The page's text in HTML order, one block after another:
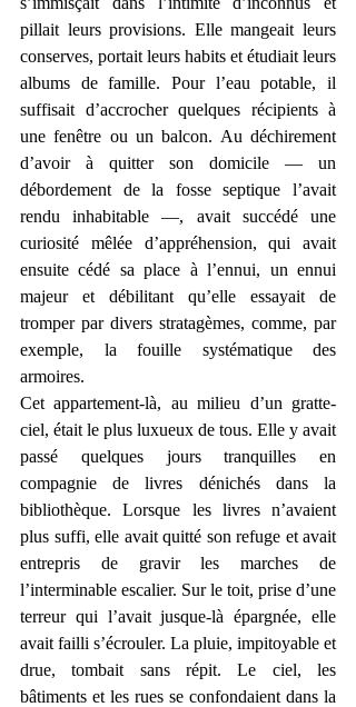
pillait leurs provisions. Elle mangeait leurs
conserves, portait leurs habits et étudiait leurs
albums de famille. Pour l’eau potable, il
suffisait d’accrocher quelques récipients à
une fenêtre ou un balcon. Au déchirement
d’avoir à quitter son domicile — un
débordement de la fosse septique l’avait
rendu inhabitable —, avait succédé une
curiosité mêlée d’appréhension, qui avait
ensuite cédé sa place à l’ennui, un ennui
majeur et débilitant qu’elle essayait de
tromper par divers stratagèmes, comme, par
exemple, la fouille systématique des
armoires.
Cet appartement-là, au milieu d’un gratte-
ciel, était le plus luxueux de tous. Elle y avait
passé quelques jours tranquilles en
compagnie de livres dénichés dans la
bibliothèque. Lorsque les livres n’avaient
plus suffi, elle avait quitté son refuge et avait
entrepris de gravir les marches de
l’interminable escalier. Sur le toit, prise d’une
terreur qui l’avait jusque-là épargnée, elle
avait failli s’écrouler. La pluie, impitoyable et
drue, tombait sans répit. Le ciel, les
bâtiments et les rues se confondaient dans la